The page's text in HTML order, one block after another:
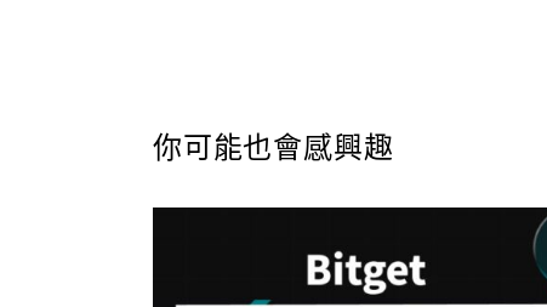
你可能也會感興趣